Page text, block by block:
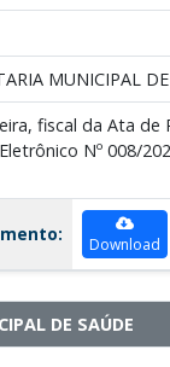
MUNICIPAL
fiscal da Ata de
Nº 008/
Download
DE SAÚDE